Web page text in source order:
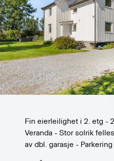
Fin eierleilighet i 2. etg -
Veranda - Stor solrik
av dbl. garasje - Parkering